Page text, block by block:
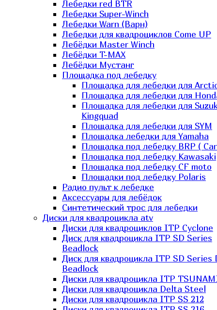
Лебедки red BTR
Лебедки Super-Winch
Лебедки Warn (Варн)
Лебедки для квадроциклов Come UP
Лебёдки Master Winch
Лебёдки T-MAX
Лебёдки Мустанг
Площадка под лебедку
Площадка для лебедки для
Площадка для лебедки для
Площадка для лебедки для
Kingquad
Площадка для лебедки для SYM
Площадка лебедки для Yamaha
Площадка под лебедку BRP (
Площадка под лебедку Kawasaki
Площадка под лебедку СF moto
Площадки под лебедку Polaris
Радио пульт к лебедке
Аксессуары для лебёдок
Синтетический трос для лебедки
Диски для квадроцикла atv
Диски для квадроциклов ITP Cyclone
Диск для квадроцикла ITP SD Series
Beadlock
Диск для квадроцикла ITP SD Series
Beadlock
Диски для квадроцикла ITP
Диски для квадроцикла Delta Steel
Диски для квадроцикла ITP SS 212